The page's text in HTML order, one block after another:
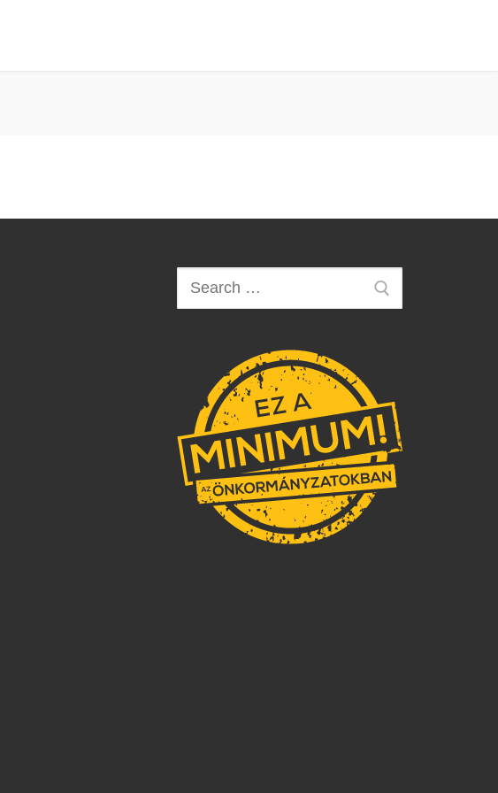
Keresése: